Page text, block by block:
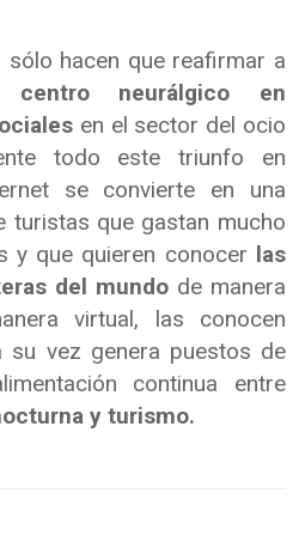
hacen que reafirmar a
centro neurálgico en
en el sector del ocio
todo este triunfo en
se convierte en una
turistas que gastan mucho
y que quieren conocer las
del mundode manera
virtual, las conocen
su vez genera puestos de
continua entre
y turismo.